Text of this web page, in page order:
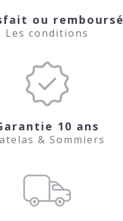
ou remboursé
Les conditions
10 ans
& Sommiers